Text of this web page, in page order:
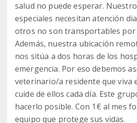
salud no puede esperar.
especiales necesitan atención
otros no son transportables por
Además, nuestra ubicación
nos sitúa a dos horas de los
emergencia. Por eso debemos
veterinario/a residente que viva
cuide de ellos cada día. Este
hacerlo posible. Con 1€ al mes
equipo que protege sus vidas.